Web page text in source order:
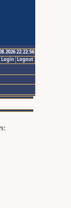
22:22:56
Logout
Login